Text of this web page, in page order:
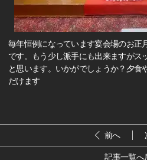
毎年恒例になっています宴会場のお正
です。もう少し派手にも出来ますがス
と思います。いかがでしょうか？夕食
だけます
前へ
記事一覧へ